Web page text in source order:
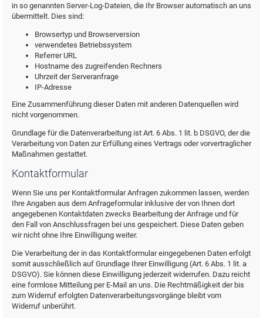
in so genannten Server-Log-Dateien, die Ihr Browser automatisch an uns
übermittelt. Dies sind:
Browsertyp und Browserversion
verwendetes Betriebssystem
Referrer URL
Hostname des zugreifenden Rechners
Uhrzeit der Serveranfrage
IP-Adresse
Eine Zusammenführung dieser Daten mit anderen Datenquellen wird
nicht vorgenommen.
Grundlage für die Datenverarbeitung ist Art. 6 Abs. 1 lit. b DSGVO, der die
Verarbeitung von Daten zur Erfüllung eines Vertrags oder vorvertraglicher
Maßnahmen gestattet.
Kontaktformular
Wenn Sie uns per Kontaktformular Anfragen zukommen lassen, werden
Ihre Angaben aus dem Anfrageformular inklusive der von Ihnen dort
angegebenen Kontaktdaten zwecks Bearbeitung der Anfrage und für
den Fall von Anschlussfragen bei uns gespeichert. Diese Daten geben
wir nicht ohne Ihre Einwilligung weiter.
Die Verarbeitung der in das Kontaktformular eingegebenen Daten erfolgt
somit ausschließlich auf Grundlage Ihrer Einwilligung (Art. 6 Abs. 1 lit. a
DSGVO). Sie können diese Einwilligung jederzeit widerrufen. Dazu reicht
eine formlose Mitteilung per E-Mail an uns. Die Rechtmäßigkeit der bis
zum Widerruf erfolgten Datenverarbeitungsvorgänge bleibt vom
Widerruf unberührt.